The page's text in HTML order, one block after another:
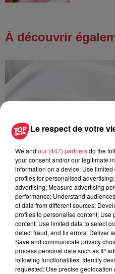
À découvrir
À Hoerdt, de l’eau
Depuis plusieurs jours, des
l’eau brune s’écouler de
nombreuses interrogations,
Le respect de votre
We and our (447) partnersdo the
your consent and/or our legitimate
information on a device; Use
profiles for personalised
advertising; Measure advertising
performance; Understand
of data from different sources;
profiles to personalise content; Use
content; Use limited data to select
detect fraud, and fix errors; Deliver
Save and communicate privacy
process personal data such as IP
following functionalities: Identify
requested; Use precise